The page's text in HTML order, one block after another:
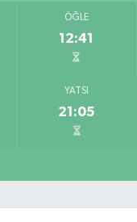
ÖĞLE
12:41
YATSI
21:05